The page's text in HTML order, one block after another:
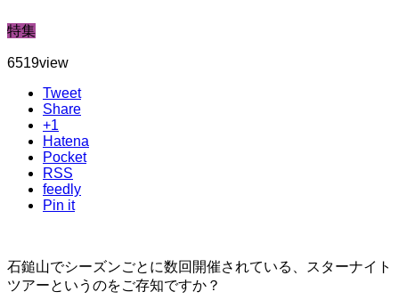
特集
6519view
Tweet
Share
+1
Hatena
Pocket
RSS
feedly
Pin it
石鎚山でシーズンごとに数回開催されている、スターナイト
ツアーというのをご存知ですか？